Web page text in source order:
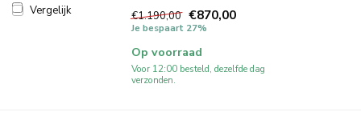
Vergelijk
€1.190,00 €870,00
Je bespaart 27%
Op voorraad
Voor 12:00 besteld, dezelfde dag
verzonden.